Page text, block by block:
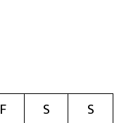
F S
S